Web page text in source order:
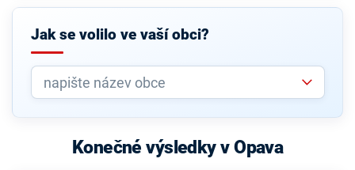
Jak se volilo ve vaší obci?
Konečné výsledky v Opava